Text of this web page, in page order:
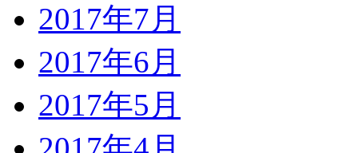
2017年7月
2017年6月
2017年5月